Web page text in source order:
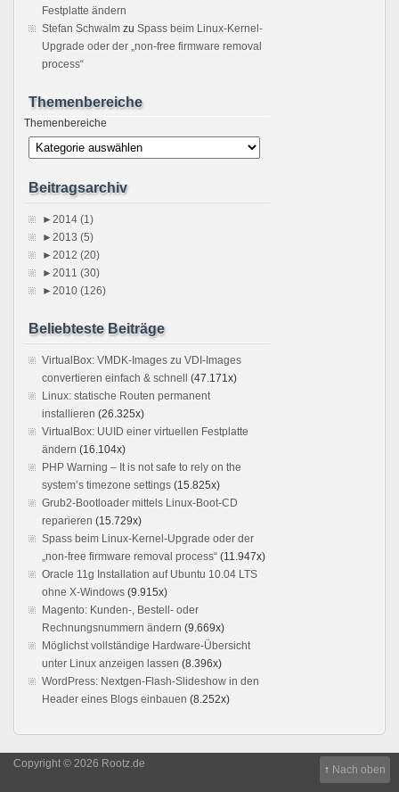
Festplatte ändern
Stefan Schwalm zu Spass beim Linux-Kernel-
Upgrade oder der „non-free firmware removal
process“
Themenbereiche
Themenbereiche
Beitragsarchiv
► 2014 (1)
► 2013 (5)
► 2012 (20)
► 2011 (30)
► 2010 (126)
Beliebteste Beiträge
VirtualBox: VMDK-Images zu VDI-Images
convertieren einfach & schnell (47.171x)
Linux: statische Routen permanent
installieren (26.325x)
VirtualBox: UUID einer virtuellen Festplatte
ändern (16.104x)
PHP Warning – It is not safe to rely on the
system’s timezone settings (15.825x)
Grub2-Bootloader mittels Linux-Boot-CD
reparieren (15.729x)
Spass beim Linux-Kernel-Upgrade oder der
„non-free firmware removal process“ (11.947x)
Oracle 11g Installation auf Ubuntu 10.04 LTS
ohne X-Windows (9.915x)
Magento: Kunden-, Bestell- oder
Rechnungsnummern ändern (9.669x)
Möglichst vollständige Hardware-Übersicht
unter Linux anzeigen lassen (8.396x)
WordPress: Nextgen-Flash-Slideshow in den
Header eines Blogs einbauen (8.252x)
Copyright © 2026 Rootz.de
↑ Nach oben